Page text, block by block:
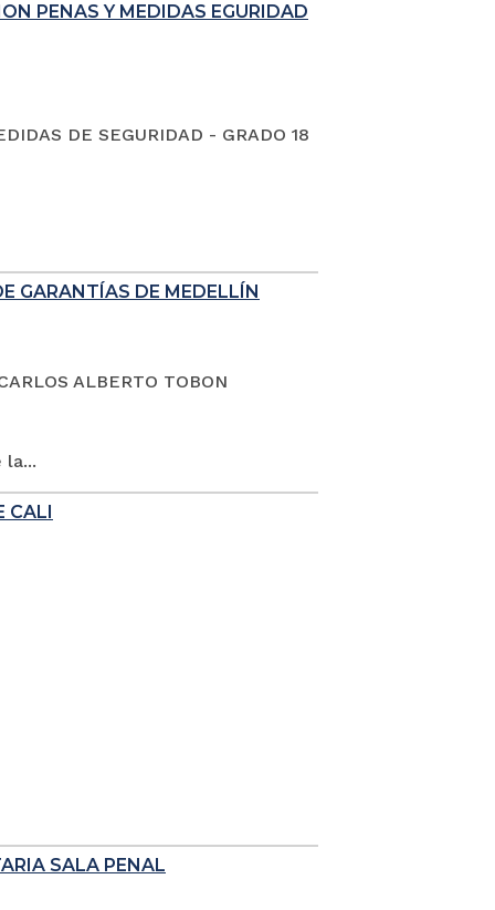
PENAS Y MEDIDAS EGURIDAD
DE SEGURIDAD - GRADO 18
GARANTÍAS DE MEDELLÍN
ALBERTO TOBON
la...
CALI
SALA PENAL